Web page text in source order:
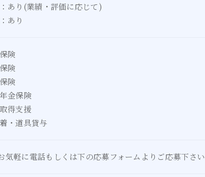
あり(業績・評価に応じて)
あり
険
険
険
金保険
得支援
・道具貸与
気軽に電話もしくは下の応募フォームよりご応募下さい